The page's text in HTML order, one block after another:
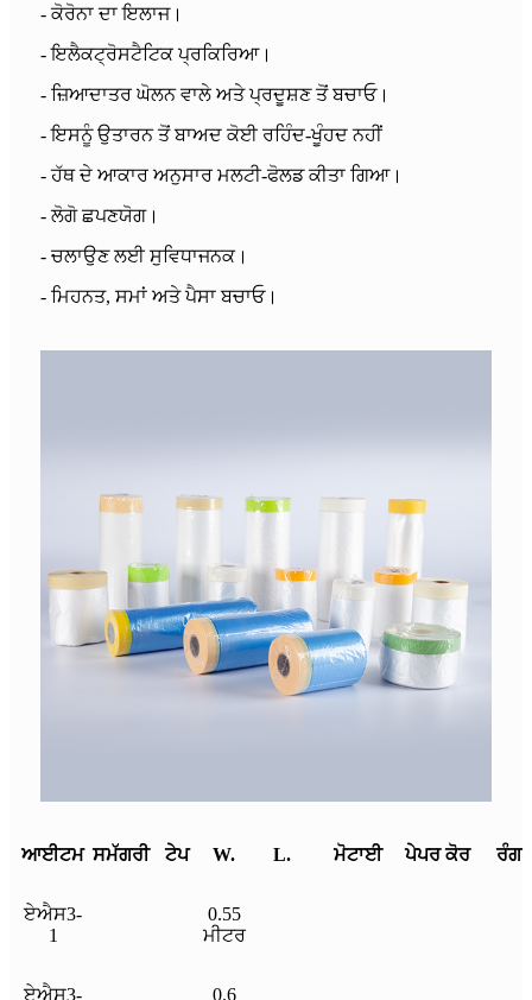
- ਕੋਰੋਨਾ ਦਾ ਇਲਾਜ।
- ਇਲੈਕਟ੍ਰੋਸਟੈਟਿਕ ਪ੍ਰਕਿਰਿਆ।
- ਜ਼ਿਆਦਾਤਰ ਘੋਲਨ ਵਾਲੇ ਅਤੇ ਪ੍ਰਦੂਸ਼ਣ ਤੋਂ ਬਚਾਓ।
- ਇਸਨੂੰ ਉਤਾਰਨ ਤੋਂ ਬਾਅਦ ਕੋਈ ਰਹਿੰਦ-ਖੂੰਹਦ ਨਹੀਂ
- ਹੱਥ ਦੇ ਆਕਾਰ ਅਨੁਸਾਰ ਮਲਟੀ-ਫੋਲਡ ਕੀਤਾ ਗਿਆ।
- ਲੋਗੋ ਛਪਣਯੋਗ।
- ਚਲਾਉਣ ਲਈ ਸੁਵਿਧਾਜਨਕ।
- ਮਿਹਨਤ, ਸਮਾਂ ਅਤੇ ਪੈਸਾ ਬਚਾਓ।
ਆਈਟਮ ਸਮੱਗਰੀ ਟੇਪ W. L. ਮੋਟਾਈ ਪੇਪਰ ਕੋਰ ਰੰਗ
ਏਐਸ3-
1
0.55
ਮੀਟਰ
ਏਐਸ3- 0.6